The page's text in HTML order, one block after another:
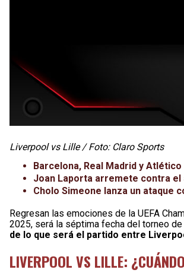
Liverpool vs Lille / Foto: Claro Sports
Barcelona, Real Madrid y
Joan Laporta arremete contra el
Cholo Simeone lanza un ataque
Regresan las emociones de la UEFA
2025, será la séptima fecha del torneo
de lo que será el partido entre
LIVERPOOL VS LILLE: